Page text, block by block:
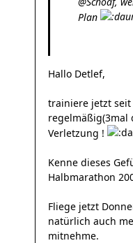
Plan
Hallo Detlef,
trainiere jetzt
regelmäßig(3mal
Verletzung !
Kenne dieses
Halbmarathon
Fliege jetzt
natürlich auch
mitnehme.